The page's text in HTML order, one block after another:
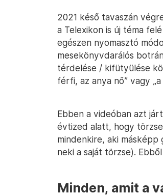
2021 késő tavaszán
a Telexikon is új téma
egészen nyomasztó
mesekönyvdarálós
térdelése / kifütyülése
férfi, az anya nő” vagy „a
Ebben a videóban azt
évtized alatt, hogy
mindenkire, aki
neki a saját törzse).
Minden, amit a